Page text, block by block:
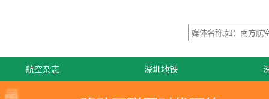
航空杂志 深圳地铁